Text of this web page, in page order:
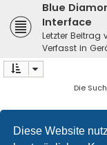
Diese Website
Blue
Interface
Letzter Beitrag
Verfasst in
Die